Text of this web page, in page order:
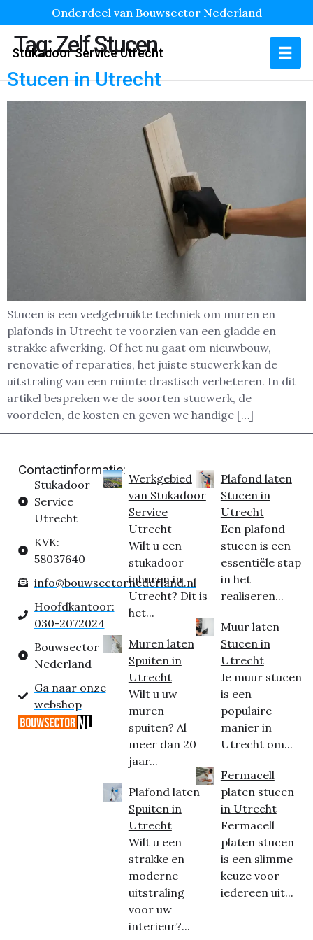
Onderdeel van Bouwsector Nederland
Stukadoor Service Utrecht
Tag:Zelf Stucen
Stucen in Utrecht
Stucen is een veelgebruikte techniek om muren en
plafonds in Utrecht te voorzien van een gladde en
strakke afwerking. Of het nu gaat om nieuwbouw,
renovatie of reparaties, het juiste stucwerk kan de
uitstraling van een ruimte drastisch verbeteren. In dit
artikel bespreken we de soorten stucwerk, de
voordelen, de kosten en geven we handige […]
Contactinformatie:
Stukadoor
Service
Utrecht
KVK:
58037640
info@bouwsectornederland.nl
Hoofdkantoor:
030-2072024
Bouwsector
Nederland
Ga naar onze
webshop
Werkgebied
van Stukadoor
Service
Utrecht
Wilt u een
stukadoor
inhuren in
Utrecht? Dit is
het...
Muren laten
Spuiten in
Utrecht
Wilt u uw
muren
spuiten? Al
meer dan 20
jaar...
Plafond laten
Spuiten in
Utrecht
Wilt u een
strakke en
moderne
uitstraling
voor uw
interieur?...
Plafond laten
Stucen in
Utrecht
Een plafond
stucen is een
essentiële stap
in het
realiseren...
Muur laten
Stucen in
Utrecht
Je muur stucen
is een
populaire
manier in
Utrecht om...
Fermacell
platen stucen
in Utrecht
Fermacell
platen stucen
is een slimme
keuze voor
iedereen uit...